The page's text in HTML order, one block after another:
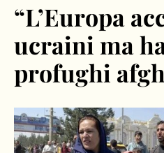
“L’Europa
ucraini ma
profughi